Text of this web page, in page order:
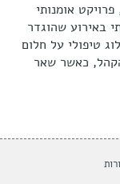
במסגרת אירועי "מטרופוליס 2", פרויקט אומנותי
באירוע שהוגדר
טיפולי על חלום
כאשר שאר